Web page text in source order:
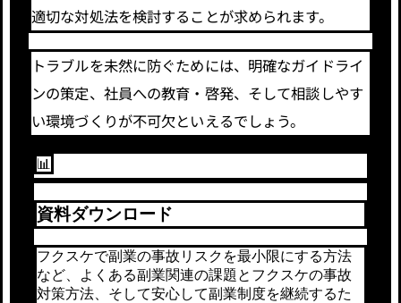
適切な対処法を検討することが求められます。
トラブルを未然に防ぐためには、明確なガイドライ
ンの策定、社員への教育・啓発、そして相談しやす
い環境づくりが不可欠といえるでしょう。
📊
資料ダウンロード
フクスケで副業の事故リスクを最小限にする方法
など、よくある副業関連の課題とフクスケの事故
対策方法、そして安心して副業制度を継続するた